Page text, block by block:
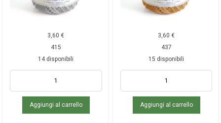
3,60€
415
14 disponibili
Aggiungi al carrello
3,60€
437
15 disponibili
Aggiungi al carrello